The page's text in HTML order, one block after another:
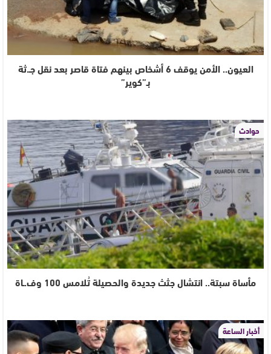
العيون.. الأمن يوقف 6 أشخاص بينهم فتاة قاصر بعد نقل جـ.ثة
بـ”كوير”
حوادث
مأساة سبتة.. انتشال جثث جديدة والحصيلة تُلامس 100 وف.ـاة
أخبار الساعة